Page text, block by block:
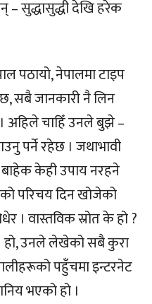
– सुद्धासुद्धी देखि हरेक
पठायो, नेपालमा टाइप
सबै जानकारी नै लिन
अहिले चाहिँ उनले बुझे –
पर्ने रहेछ । जथाभावी
केही उपाय नरहने
परिचय दिन खोजेको
। वास्तविक स्रोत के हो ?
हो, उनले लेखेको सबै कुरा
पहुँचमा इन्टरनेट
भएको हो ।